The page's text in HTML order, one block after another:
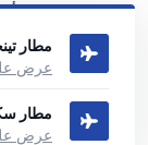
اطلع على مواقع
مطار
عرض
مطار
عرض